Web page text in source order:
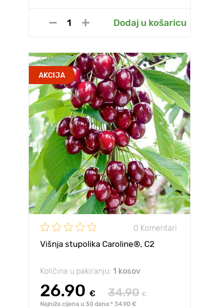
Dodaj u košaricu
AKCIJA
0 Komentari
Višnja stupolika Caroline®, C2
Količina u pakiranju: 1 kosov
26.90 € 34.90 €
Najniža cijena u 30 dana:* 34.90 €